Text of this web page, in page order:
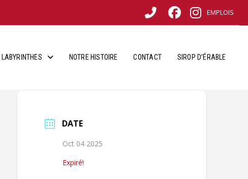
EMPLOIS
LABYRINTHES NOTRE HISTOIRE CONTACT SIROP D’ÉRABLE
DATE
Oct 04 2025
Expiré!